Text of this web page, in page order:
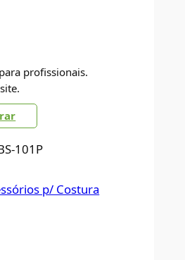
profissionais.
101P
p/ Costura